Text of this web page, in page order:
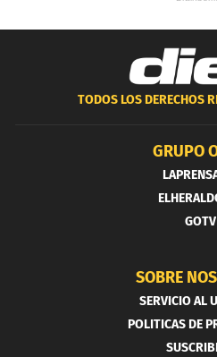
TODOS LOS DERECHOS
GRUPO
GOTV
SOBRE
SERVICIO AL
POLITICAS DE